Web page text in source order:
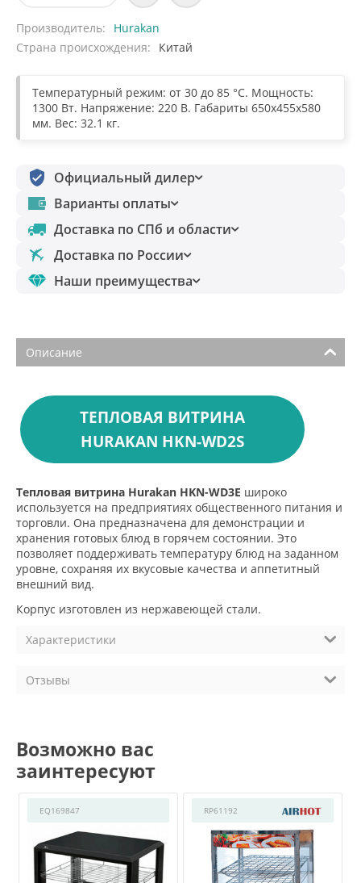
Производитель
Hurakan
Страна происхождения
Китай
Температурный режим: от 30 до 85 °C. Мощность:
1300 Вт. Напряжение: 220 В. Габариты 650x455x580
мм. Вес: 32.1 кг.
Официальный дилер
Варианты оплаты
Доставка по СПб и области
Доставка по России
Наши преимущества
Описание
ТЕПЛОВАЯ ВИТРИНА
HURAKAN HKN-WD2S
Тепловая витрина Hurakan HKN-WD3E широко
используется на предприятиях общественного питания и
торговли. Она предназначена для демонстрации и
хранения готовых блюд в горячем состоянии. Это
позволяет поддерживать температуру блюд на заданном
уровне, сохраняя их вкусовые качества и аппетитный
внешний вид.
Корпус изготовлен из нержавеющей стали.
Характеристики
Отзывы
Возможно вас
заинтересуют
EQ169847 RP61192